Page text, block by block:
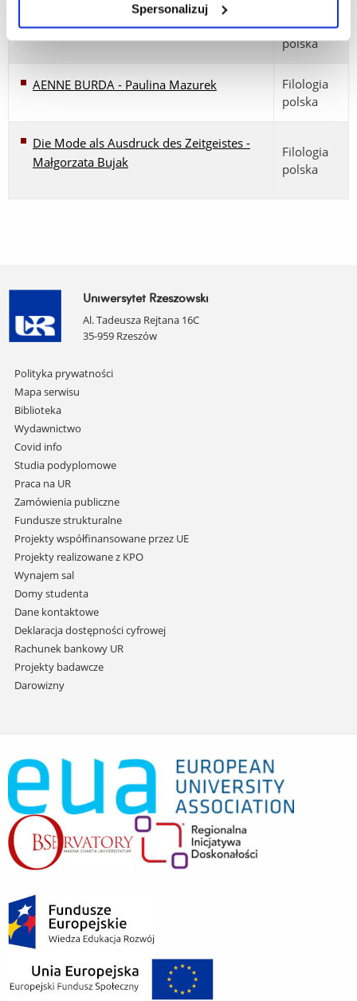
Spersonalizuj
Anne-Sophie Mutter - Faustyna Ząbczyk
Filologia
polska
AENNE BURDA - Paulina Mazurek
Filologia
polska
Die Mode als Ausdruck des Zeitgeistes -
Małgorzata Bujak
Filologia
polska
Uniwersytet Rzeszowski
Al. Tadeusza Rejtana 16C
35-959 Rzeszów
Pomiń
nawigację
i
przejdź
do
treści
Polityka prywatności
Mapa serwisu
Biblioteka
Wydawnictwo
Covid info
Studia podyplomowe
Praca na UR
Zamówienia publiczne
Fundusze strukturalne
Projekty współfinansowane przez UE
Projekty realizowane z KPO
Wynajem sal
Domy studenta
Dane kontaktowe
Deklaracja dostępności cyfrowej
Rachunek bankowy UR
Projekty badawcze
Darowizny